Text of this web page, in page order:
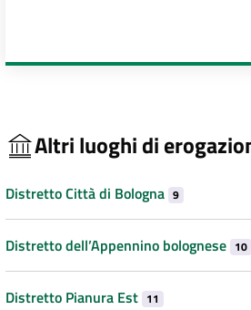
Altri luoghi di
Distretto Città di Bologna 9
Distretto dell’Appennino bolognese 10
Distretto Pianura Est 11